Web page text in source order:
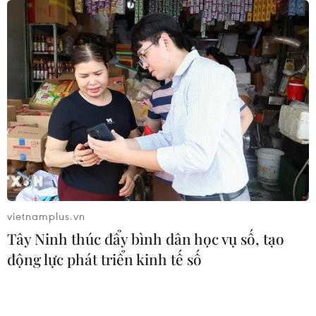
07/08/2026 04:28
Khẩn trương phân luồng giao thông
sau vụ sạt lở trên tuyến ĐT161 ở Lào
Cai
07/08/2026 02:37
Nhanh chóng hoàn thiện dự
án kết nối vùng, sân bay Long Thành
Sẽ thi công đồng loạt Dự án cao tốc
vietnamplus.vn
Tây Ninh thúc đẩy bình dân học vụ số, tạo
động lực phát triển kinh tế số